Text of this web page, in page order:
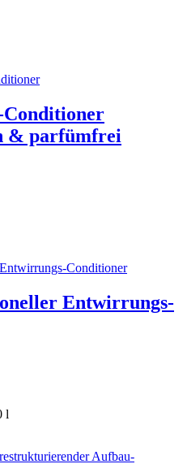
& parfümfrei
Entwirrungs-
l